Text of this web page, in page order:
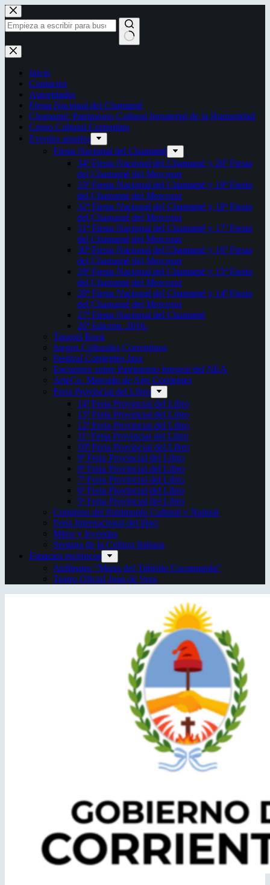
Saltar
al
contenido
Sin
resultados
Inicio
Contactos
Autoridades
Fiesta Nacional del Chamamé
Chamamé: Patrimonio Cultural Inmaterial de la Humanidad
Censo Cultural Correntino
Eventos anuales
Fiesta Nacional del Chamamé
34ª Fiesta Nacional del Chamamé y 20ª Fiesta
del Chamamé del Mercosur
33ª Fiesta Nacional del Chamamé y 19ª Fiesta
del Chamamé del Mercosur
32ª Fiesta Nacional del Chamamé y 18ª Fiesta
del Chamamé del Mercosur
31ª Fiesta Nacional del Chamamé y 17ª Fiesta
del Chamamé del Mercosur
30ª Fiesta Nacional del Chamamé y 16ª Fiesta
del Chamamé del Mercosur
29ª Fiesta Nacional del Chamamé y 15ª Fiesta
del Chamamé del Mercosur
28ª Fiesta Nacional del Chamamé y 14ª Fiesta
del Chamamé del Mercosur
27ª Fiesta Nacional del Chamamé
26ª Edición. 2016.
Taragüi Rock
Juegos Culturales Correntinos
Festival Corrientes Jazz
Encuentro sobre Patrimonio Integral del NEA
ArteCo. Mercado de Arte Corrientes
Feria Provincial del Libro
14ª Feria Provincial del Libro
13ª Feria Provincial del Libro
12ª Feria Provincial del Libro
11ª Feria Provincial del Libro
10ª Feria Provincial del Libro
9ª Feria Provincial del Libro
8ª Feria Provincial del Libro
7ª Feria Provincial del Libro
6ª Feria Provincial del Libro
5ª Feria Provincial del Libro
Congreso del Patrimonio Cultural y Natural
Feria Internacional del libro
Mitos y leyendas
Semana de la Cultura Italiana
Espacios escénicos
Anfiteatro “Mario del Tránsito Cocomarola”
Teatro Oficial Juan de Vera